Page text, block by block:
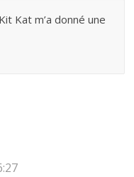
Kat m’a donné une